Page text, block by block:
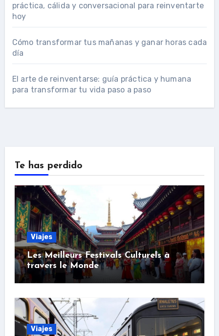
práctica, cálida y conversacional para reinventarte
hoy
Cómo transformar tus mañanas y ganar horas cada
día
El arte de reinventarse: guía práctica y humana
para transformar tu vida paso a paso
Te has perdido
Viajes
Les Meilleurs Festivals Culturels à
travers le Monde
Viajes